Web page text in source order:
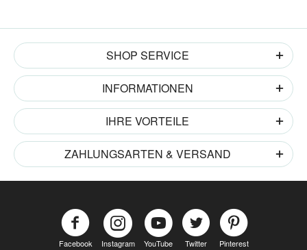
SHOP SERVICE
INFORMATIONEN
IHRE VORTEILE
ZAHLUNGSARTEN & VERSAND
Facebook Instagram YouTube Twitter Pinterest